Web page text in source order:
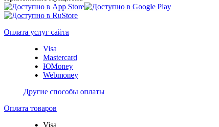
Оплата услуг сайта
Visa
Mastercard
ЮMoney
Webmoney
Другие способы оплаты
Оплата товаров
Visa